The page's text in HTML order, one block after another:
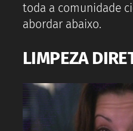
toda a comunidade
abordar abaixo.
LIMPEZA